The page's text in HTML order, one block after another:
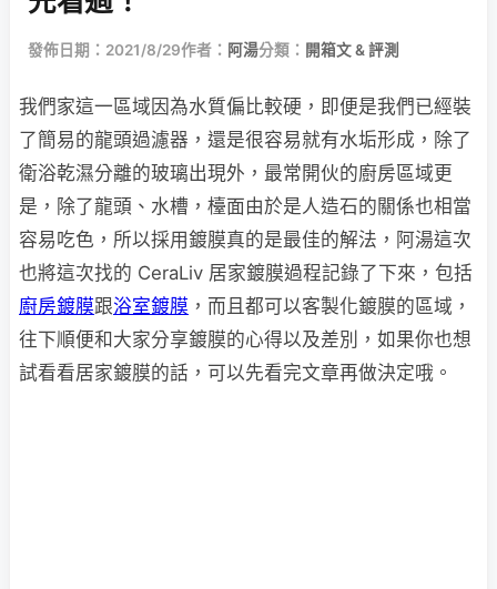
發佈日期：2021/8/29作者： 阿湯分類： 開箱文 & 評測
我們家這一區域因為水質偏比較硬，即便是我們已經裝
了簡易的龍頭過濾器，還是很容易就有水垢形成，除了
衛浴乾濕分離的玻璃出現外，最常開伙的廚房區域更
是，除了龍頭、水槽，檯面由於是人造石的關係也相當
容易吃色，所以採用鍍膜真的是最佳的解法，阿湯這次
也將這次找的 CeraLiv 居家鍍膜過程記錄了下來，包括
廚房鍍膜跟浴室鍍膜 ，而且都可以客製化鍍膜的區域，
往下順便和大家分享鍍膜的心得以及差別，如果你也想
試看看居家鍍膜的話，可以先看完文章再做決定哦。